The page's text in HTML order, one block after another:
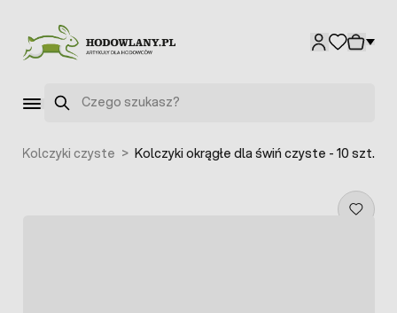
Szukaj
Kolczyki czyste > Kolczyki okrągłe dla świń czyste - 10 szt.